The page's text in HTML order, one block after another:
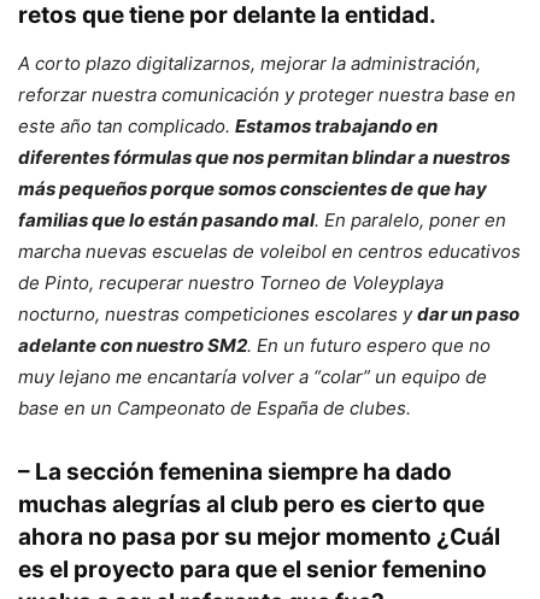
retos que tiene por delante la entidad.
A corto plazo digitalizarnos, mejorar la administración,
reforzar nuestra comunicación y proteger nuestra base en
este año tan complicado. Estamos trabajando en
diferentes fórmulas que nos permitan blindar a nuestros
más pequeños porque somos conscientes de que hay
familias que lo están pasando mal. En paralelo, poner en
marcha nuevas escuelas de voleibol en centros educativos
de Pinto, recuperar nuestro Torneo de Voleyplaya
nocturno, nuestras competiciones escolares ydar un paso
adelante con nuestro SM2. En un futuro espero que no
muy lejano me encantaría volver a “colar” un equipo de
base en un Campeonato de España de clubes.
– La sección femenina siempre ha dado
muchas alegrías al club pero es cierto que
ahora no pasa por su mejor momento ¿Cuál
es el proyecto para que el senior femenino